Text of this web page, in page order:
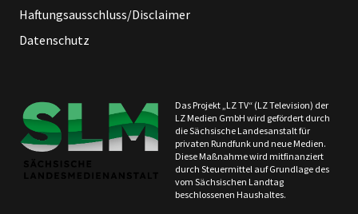
Haftungsausschluss/Disclaimer
Datenschutz
Das Projekt „LZ TV“ (LZ Television) der
LZ Medien GmbH wird gefördert durch
die Sächsische Landesanstalt für
privaten Rundfunk und neue Medien.
Diese Maßnahme wird mitfinanziert
durch Steuermittel auf Grundlage des
vom Sächsischen Landtag
beschlossenen Haushaltes.